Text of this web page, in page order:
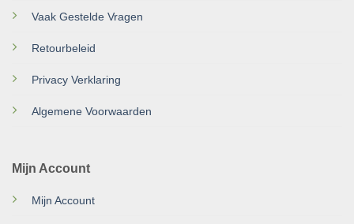
Vaak Gestelde Vragen
Retourbeleid
Privacy Verklaring
Algemene Voorwaarden
Mijn Account
Mijn Account